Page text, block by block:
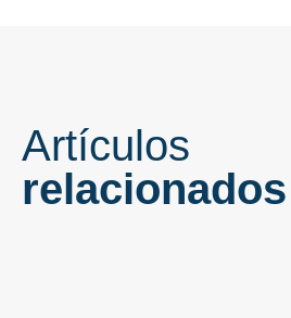
Artículos
relacionados